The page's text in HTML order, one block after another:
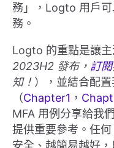
務」，Logto 用戶
務。
Logto 的重點是讓
2023H2 發布， 訂
知！ ），並結合配
（Chapter1 ，
MFA 用例分享給我
提供重要參考。任
安全、越簡易越好